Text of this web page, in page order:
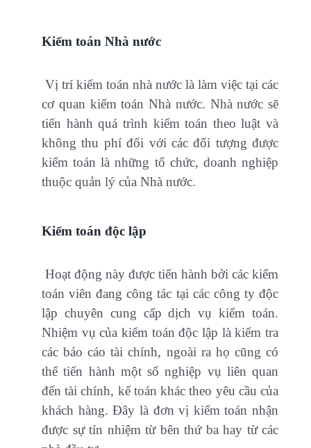
Kiểm toán Nhà nước
Vị trí kiểm toán nhà nước là làm việc tại các
cơ quan kiểm toán Nhà nước. Nhà nước sẽ
tiến hành quá trình kiểm toán theo luật và
không thu phí đối với các đối tượng được
kiểm toán là những tổ chức, doanh nghiệp
thuộc quản lý của Nhà nước.
Kiểm toán độc lập
Hoạt động này được tiến hành bởi các kiểm
toán viên đang công tác tại các công ty độc
lập chuyên cung cấp dịch vụ kiểm toán.
Nhiệm vụ của kiểm toán độc lập là kiểm tra
các báo cáo tài chính, ngoài ra họ cũng có
thể tiến hành một số nghiệp vụ liên quan
đến tài chính, kế toán khác theo yêu cầu của
khách hàng. Đây là đơn vị kiểm toán nhận
được sự tín nhiệm từ bên thứ ba hay từ các